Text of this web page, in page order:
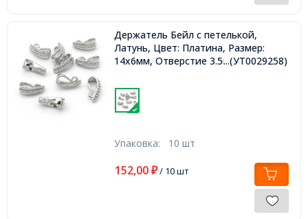
Держатель Бейл с петелькой,
Латунь, Цвет: Платина, Размер:
14х6мм, Отверстие 3.5мм,...(УТ0029258)
Упаковка: 10 шт
152,00 ₽/ 10 шт